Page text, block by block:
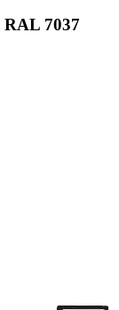
7037